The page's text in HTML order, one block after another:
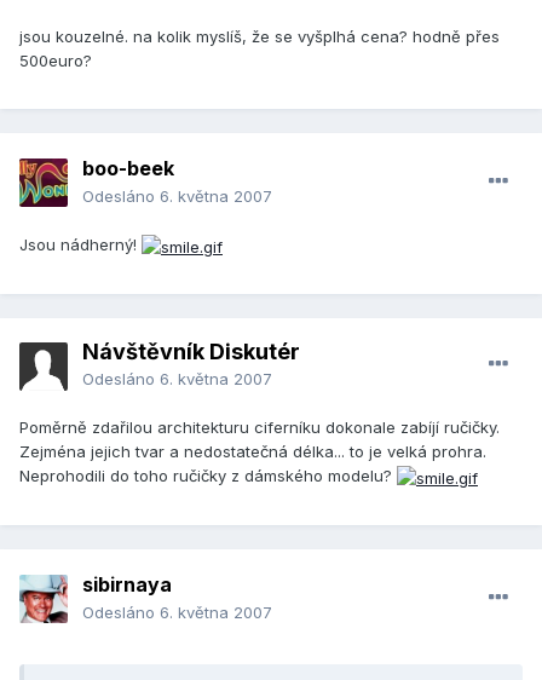
jsou kouzelné. na kolik myslíš, že se vyšplhá cena? hodně přes
500euro?
boo-beek
Odesláno 6. května 2007
Jsou nádherný!
Návštěvník Diskutér
Odesláno 6. května 2007
Poměrně zdařilou architekturu ciferníku dokonale zabíjí ručičky.
Zejména jejich tvar a nedostatečná délka... to je velká prohra.
Neprohodili do toho ručičky z dámského modelu?
sibirnaya
Odesláno 6. května 2007